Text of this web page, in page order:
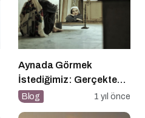
Aynada Görmek
İstediğimiz: Gerçekten
Kimiz?
Blog 1 yıl önce